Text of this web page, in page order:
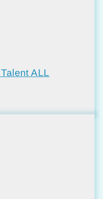
ALL